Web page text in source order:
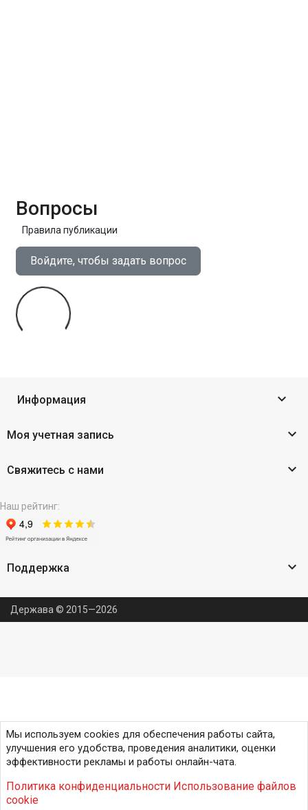
Вопросы
Правила публикации
Войдите, чтобы задать вопрос
Информация 
Моя учетная запись 
Свяжитесь с нами 
Наш рейтинг:
Поддержка 
Держава © 2015—2026
Мы используем cookies для обеспечения работы сайта,
улучшения его удобства, проведения аналитики, оценки
эффективности рекламы и работы онлайн-чата.
Политика конфиденциальности Использование файлов
cookie